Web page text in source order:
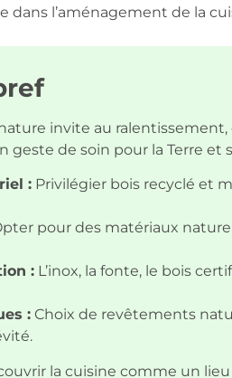
dans l’aménagement de la
invite au
geste de soin pour la Terre et
:Privilégier bois recyclé et
pour des matériaux
:L’inox, la fonte, le bois
:Choix de revêtements
la cuisine comme un